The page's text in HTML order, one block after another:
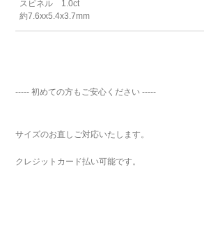
スピネル 1.0ct
約7.6xx5.4x3.7mm
----- 初めての方もご安心ください -----
サイズのお直しご対応いたします。
クレジットカード払い可能です。